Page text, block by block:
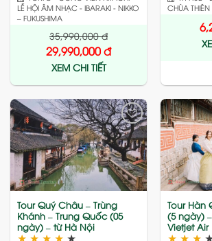
LỄ HỘI ÂM NHẠC - IBARAKI - NIKKO
– FUKUSHIMA
35,990,000đ
29,990,000đ
XEM CHI TIẾT
CHÙA
Add
to
wishlist
Tour Quý Châu – Trùng
Khánh – Trung Quốc (05
ngày) – từ Hà Nội
★ ★ ★ ★ ★
Tour Hàn
(5 ngày)
Vietjet Air
★ ★ ★